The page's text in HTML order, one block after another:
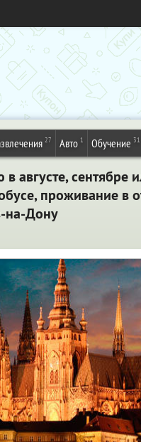
27 Авто 1 Обучение 31
августе, сентябре
проживание в
на-Дону